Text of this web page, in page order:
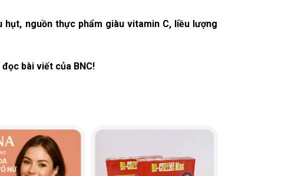
nguồn thực phẩm giàu vitamin C, liều lượng
bài viết của BNC!